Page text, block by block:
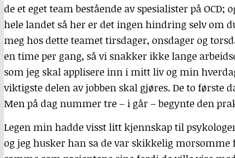
de et eget team bestående av spesialister på OCD;
hele landet så her er det ingen hindring selv om
meg hos dette teamet tirsdager, onsdager og
en time per gang, så vi snakker ikke lange
som jeg skal applisere inn i mitt liv og min
viktigste delen av jobben skal gjøres. De to første
Men på dag nummer tre – i går – begynte den
Legen min hadde visst litt kjennskap til
og jeg husker han sa de var skikkelig